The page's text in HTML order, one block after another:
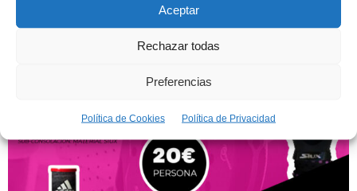
Aceptar
Rechazar todas
Preferencias
Política de Cookies Política de Privacidad